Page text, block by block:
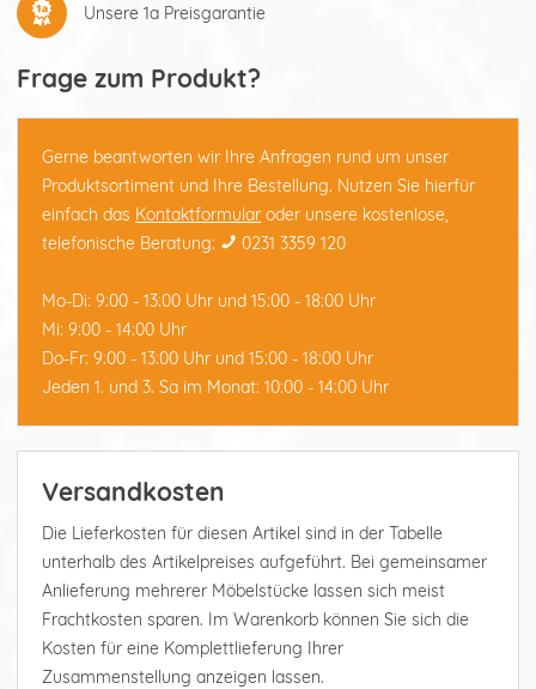
Unsere 1a Preisgarantie
Frage zum Produkt?
Gerne beantworten wir Ihre Anfragen rund um unser
Produktsortiment und Ihre Bestellung. Nutzen Sie hierfür
einfach das Kontaktformular oder unsere kostenlose,
telefonische Beratung:
0231 3359 120
Mo-Di: 9:00 - 13:00 Uhr und 15:00 - 18:00 Uhr
Mi: 9:00 - 14:00 Uhr
Do-Fr: 9:00 - 13:00 Uhr und 15:00 - 18:00 Uhr
Jeden 1. und 3. Sa im Monat: 10:00 - 14:00 Uhr
Versandkosten
Die Lieferkosten für diesen Artikel sind in der Tabelle
unterhalb des Artikelpreises aufgeführt. Bei gemeinsamer
Anlieferung mehrerer Möbelstücke lassen sich meist
Frachtkosten sparen. Im Warenkorb können Sie sich die
Kosten für eine Komplettlieferung Ihrer
Zusammenstellung anzeigen lassen.